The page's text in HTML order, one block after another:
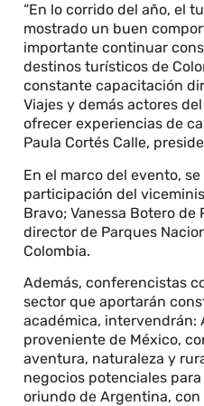
“En lo corrido del año, el
mostrado un buen
importante continuar
destinos turísticos de
constante capacitación
Viajes y demás actores
ofrecer experiencias de
Paula Cortés Calle,
En el marco del evento,
participación del
Bravo; Vanessa Botero de
director de Parques
Colombia.
Además, conferencistas
sector que aportarán
académica, intervendrán:
proveniente de México,
aventura, naturaleza y
negocios potenciales
oriundo de Argentina,